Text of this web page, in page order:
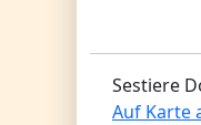
Sestiere
Auf Karte